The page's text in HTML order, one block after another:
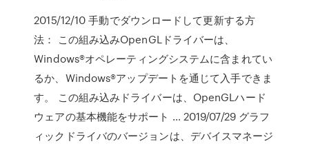
2015/12/10 手動でダウンロードして更新する方
法： この組み込みOpenGLドライバーは、
Windows®オペレーティングシステムに含まれてい
るか、Windows®アップデートを通じて入手できま
す。 この組み込みドライバーは、OpenGLハード
ウェアの基本機能をサポート … 2019/07/29 グラフ
ィックドライバのバージョンは、デバイスマネージ